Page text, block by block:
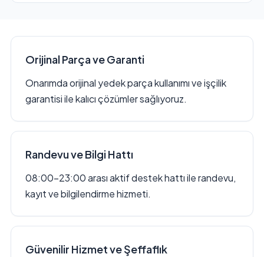
Orijinal Parça ve Garanti
Onarımda orijinal yedek parça kullanımı ve işçilik
garantisi ile kalıcı çözümler sağlıyoruz.
Randevu ve Bilgi Hattı
08:00–23:00 arası aktif destek hattı ile randevu,
kayıt ve bilgilendirme hizmeti.
Güvenilir Hizmet ve Şeffaflık